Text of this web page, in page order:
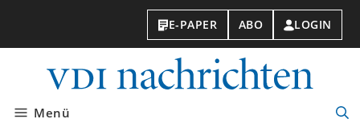
E-PAPER ABO LOGIN
Menü